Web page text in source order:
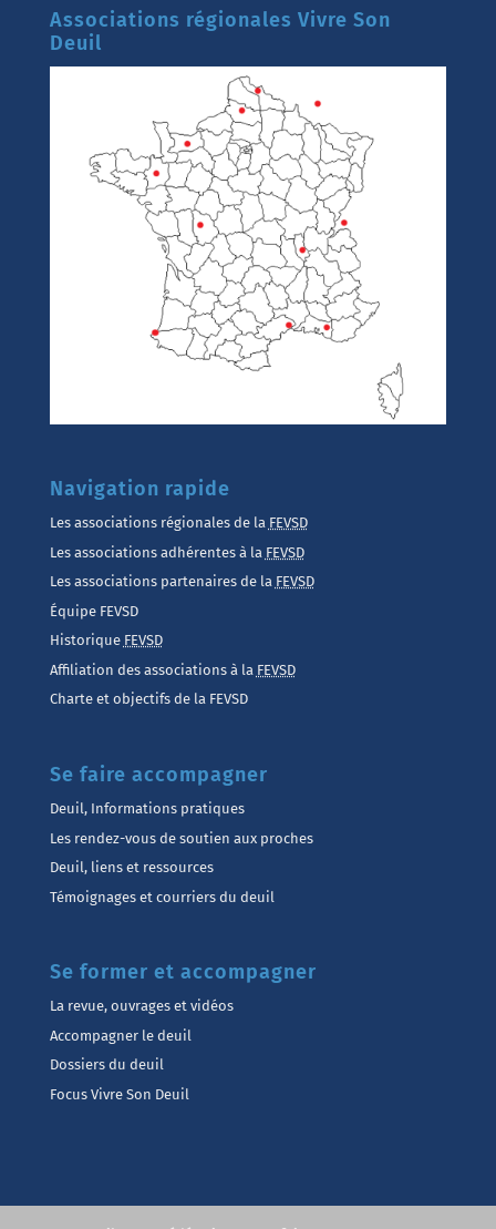
Associations régionales Vivre Son
Deuil
Navigation rapide
Les associations régionales de la FEVSD
Les associations adhérentes à la FEVSD
Les associations partenaires de la FEVSD
Équipe FEVSD
Historique FEVSD
Affiliation des associations à la FEVSD
Charte et objectifs de la FEVSD
Se faire accompagner
Deuil, Informations pratiques
Les rendez-vous de soutien aux proches
Deuil, liens et ressources
Témoignages et courriers du deuil
Se former et accompagner
La revue, ouvrages et vidéos
Accompagner le deuil
Dossiers du deuil
Focus Vivre Son Deuil